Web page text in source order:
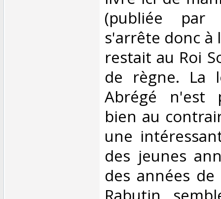
(publiée par
s'arrête donc à
restait au Roi
de règne. La
Abrégé n'est
bien au
une
des jeunes
des années de
Rabutin